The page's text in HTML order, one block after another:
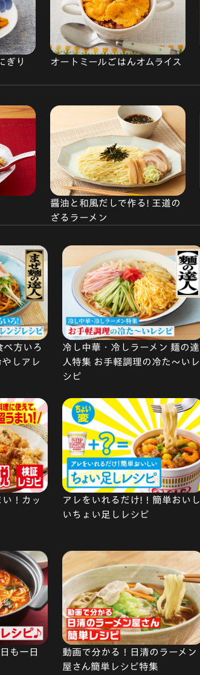
ぎり オートミールごはんオムライス
醤油と和風だしで作る! 王道の
ざるラーメン
べ方いろ
しアレ
冷し中華・冷しラーメン 麺の達
人特集 お手軽調理の冷た〜いレ
シピ
！カッ
アレをいれるだけ!！簡単おいし
いちょい足しレシピ
も一日
動画で分かる！日清のラーメン
屋さん簡単レシピ特集